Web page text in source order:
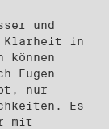
und
Klarheit in
können
Eugen
nur
Es
mit